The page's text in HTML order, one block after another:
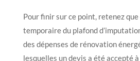
Pour finir sur ce point, retenez
temporaire du plafond
des dépenses de rénovation
lesquelles un devis a été accepté